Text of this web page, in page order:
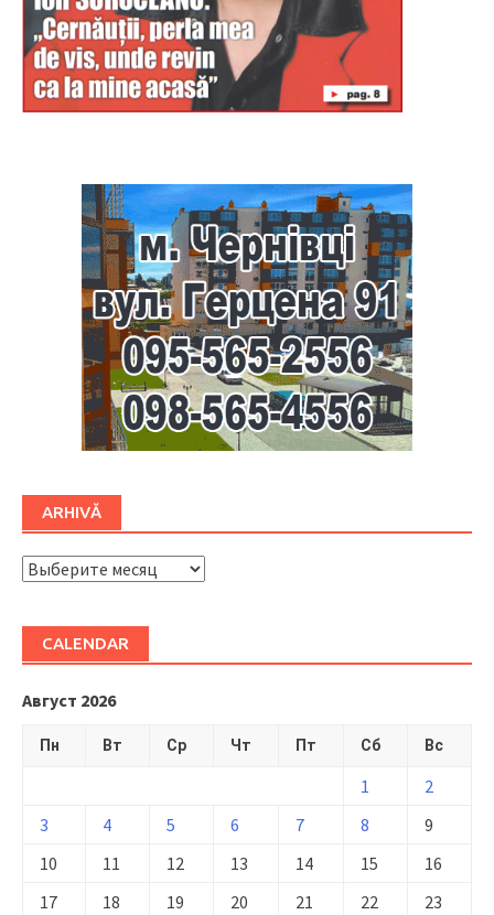
ARHIVĂ
ARHIVĂ
CALENDAR
Август 2026
Пн Вт Ср Чт Пт Сб Вс
1
2
3
4 5 6 7 8
9
10
11 12 13 14 15
16
17
18 19 20 21 22
23